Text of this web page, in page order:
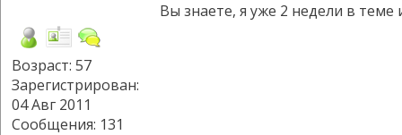
Возраст: 57
Зарегистрирован:
04 Авг 2011
Сообщения: 131
Вы знаете, я уже 2 недели в